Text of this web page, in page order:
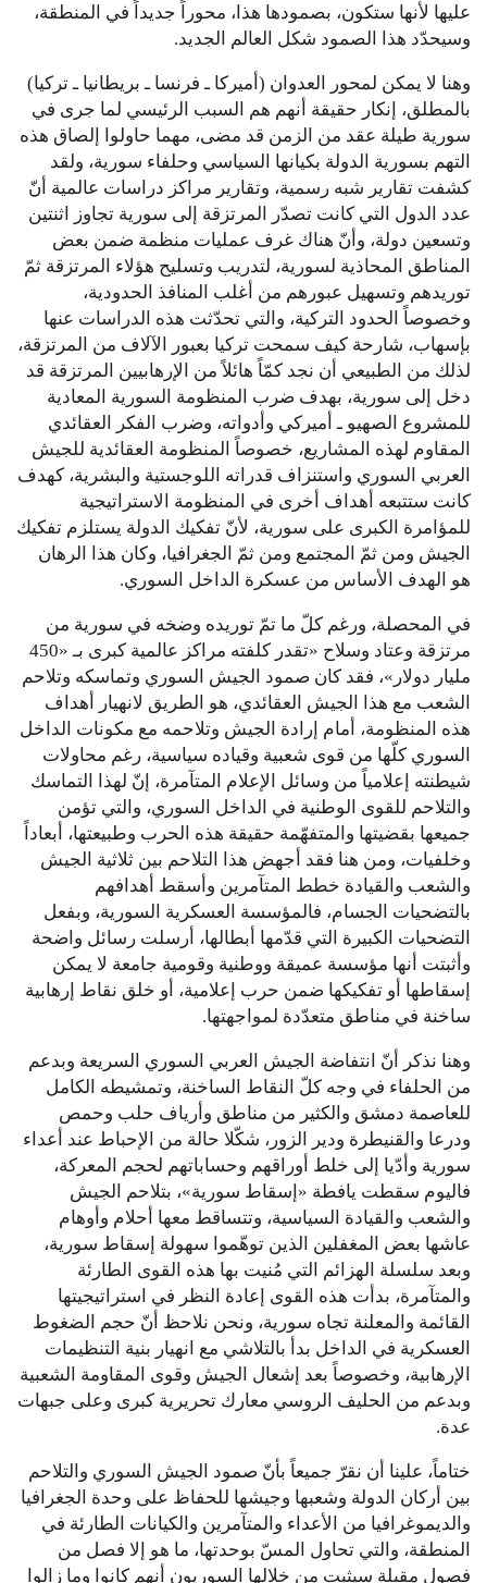
عليها لأنها ستكون، بصمودها هذا، محوراً جديداً في المنطقة،
وسيحدّد هذا الصمود شكل العالم الجديد.
وهنا لا يمكن لمحور العدوان (أميركا ـ فرنسا ـ بريطانيا ـ تركيا)
بالمطلق، إنكار حقيقة أنهم هم السبب الرئيسي لما جرى في
سورية طيلة عقد من الزمن قد مضى، مهما حاولوا إلصاق هذه
التهم بسورية الدولة بكيانها السياسي وحلفاء سورية، ولقد
كشفت تقارير شبه رسمية، وتقارير مراكز دراسات عالمية أنّ
عدد الدول التي كانت تصدّر المرتزقة إلى سورية تجاوز اثنتين
وتسعين دولة، وأنّ هناك غرف عمليات منظمة ضمن بعض
المناطق المحاذية لسورية، لتدريب وتسليح هؤلاء المرتزقة ثمّ
توريدهم وتسهيل عبورهم من أغلب المنافذ الحدودية،
وخصوصاً الحدود التركية، والتي تحدّثت هذه الدراسات عنها
بإسهاب، شارحة كيف سمحت تركيا بعبور الآلاف من المرتزقة،
لذلك من الطبيعي أن نجد كمّاً هائلاً من الإرهابيين المرتزقة قد
دخل إلى سورية، بهدف ضرب المنظومة السورية المعادية
للمشروع الصهيو ـ أميركي وأدواته، وضرب الفكر العقائدي
المقاوم لهذه المشاريع، خصوصاً المنظومة العقائدية للجيش
العربي السوري واستنزاف قدراته اللوجستية والبشرية، كهدف
كانت ستتبعه أهداف أخرى في المنظومة الاستراتيجية
للمؤامرة الكبرى على سورية، لأنّ تفكيك الدولة يستلزم تفكيك
الجيش ومن ثمّ المجتمع ومن ثمّ الجغرافيا، وكان هذا الرهان
هو الهدف الأساس من عسكرة الداخل السوري.
في المحصلة، ورغم كلّ ما تمّ توريده وضخه في سورية من
مرتزقة وعتاد وسلاح «تقدر كلفته مراكز عالمية كبرى بـ «450
مليار دولار»، فقد كان صمود الجيش السوري وتماسكه وتلاحم
الشعب مع هذا الجيش العقائدي، هو الطريق لانهيار أهداف
هذه المنظومة، أمام إرادة الجيش وتلاحمه مع مكونات الداخل
السوري كلّها من قوى شعبية وقياده سياسية، رغم محاولات
شيطنته إعلامياً من وسائل الإعلام المتآمرة، إنّ لهذا التماسك
والتلاحم للقوى الوطنية في الداخل السوري، والتي تؤمن
جميعها بقضيتها والمتفهّمة حقيقة هذه الحرب وطبيعتها، أبعاداً
وخلفيات، ومن هنا فقد أجهض هذا التلاحم بين ثلاثية الجيش
والشعب والقيادة خطط المتآمرين وأسقط أهدافهم
بالتضحيات الجسام، فالمؤسسة العسكرية السورية، وبفعل
التضحيات الكبيرة التي قدّمها أبطالها، أرسلت رسائل واضحة
وأثبتت أنها مؤسسة عميقة ووطنية وقومية جامعة لا يمكن
إسقاطها أو تفكيكها ضمن حرب إعلامية، أو خلق نقاط إرهابية
ساخنة في مناطق متعدّدة لمواجهتها.
وهنا نذكر أنّ انتفاضة الجيش العربي السوري السريعة وبدعم
من الحلفاء في وجه كلّ النقاط الساخنة، وتمشيطه الكامل
للعاصمة دمشق والكثير من مناطق وأرياف حلب وحمص
ودرعا والقنيطرة ودير الزور، شكّلا حالة من الإحباط عند أعداء
سورية وأدّيا إلى خلط أوراقهم وحساباتهم لحجم المعركة،
فاليوم سقطت يافطة «إسقاط سورية»، بتلاحم الجيش
والشعب والقيادة السياسية، وتتساقط معها أحلام وأوهام
عاشها بعض المغفلين الذين توهّموا سهولة إسقاط سورية،
وبعد سلسلة الهزائم التي مُنيت بها هذه القوى الطارئة
والمتآمرة، بدأت هذه القوى إعادة النظر في استراتيجيتها
القائمة والمعلنة تجاه سورية، ونحن نلاحظ أنّ حجم الضغوط
العسكرية في الداخل بدأ بالتلاشي مع انهيار بنية التنظيمات
الإرهابية، وخصوصاً بعد إشعال الجيش وقوى المقاومة الشعبية
وبدعم من الحليف الروسي معارك تحريرية كبرى وعلى جبهات
عدة.
ختاماً، علينا أن نقرّ جميعاً بأنّ صمود الجيش السوري والتلاحم
بين أركان الدولة وشعبها وجيشها للحفاظ على وحدة الجغرافيا
والديموغرافيا من الأعداء والمتآمرين والكيانات الطارئة في
المنطقة، والتي تحاول المسّ بوحدتها، ما هو إلا فصل من
فصول مقبلة سيثبت من خلالها السوريون أنهم كانوا وما زالوا